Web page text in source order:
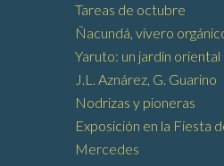
Tareas de octubre
Ñacundá, vivero
Yaruto: un jardín
J.L. Aznárez, G. Guarino
Nodrizas y pioneras
Exposición en la Fiesta
Mercedes